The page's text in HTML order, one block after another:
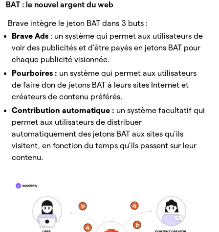
BAT : le nouvel argent du web
Brave intègre le jeton BAT dans 3 buts :
Brave Ads : un système qui permet aux utilisateurs de
voir des publicités et d’être payés en jetons BAT pour
chaque publicité visionnée.
Pourboires : un système qui permet aux utilisateurs
de faire don de jetons BAT à leurs sites Internet et
créateurs de contenu préférés.
Contribution automatique : un système facultatif qui
permet aux utilisateurs de distribuer
automatiquement des jetons BAT aux sites qu’ils
visitent, en fonction du temps qu’ils passent sur leur
contenu.